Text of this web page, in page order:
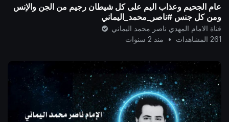
عام الجحيم وعذاب اليم على كل شيطان رجيم من الجن والإنس
ومن كل جنس #ناصر_محمد_اليماني
قناة الامام المهدي ناصر محمد اليماني
261 المشاهدات
• منذ 2 سنوات